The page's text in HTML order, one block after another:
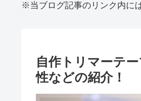
※当ブログ記事のリンク内に
自作トリマーテ
性などの紹介！